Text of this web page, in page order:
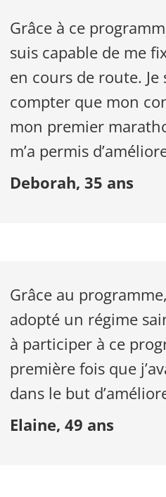
Grâce à ce
suis capable de me
en cours de route. Je
compter que mon
mon premier
m’a permis
Deborah, 35 ans
Grâce au
adopté un régime
à participer à ce
première fois que
dans le but
Elaine, 49 ans